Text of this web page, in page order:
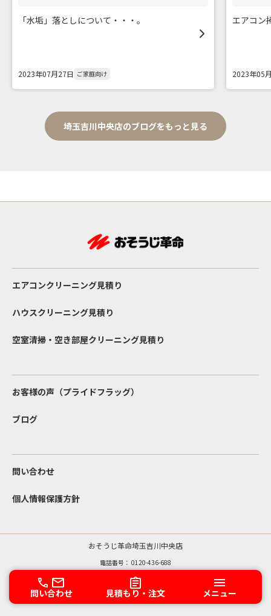
「水垢」落としについて・・・。
2023年07月27日 ご家庭向け
エアコン
2023年05
埼玉吉川中央店のブログをもっと見る
問い合わせ 見積もり・注文 メニュー
エアコンクリーニング見積り
ハウスクリーニング見積り
空室清掃・空き部屋クリーニング見積り
お客様の声（プライドフラッグ）
ブログ
問い合わせ
個人情報保護方針
おそうじ革命埼玉吉川中央店
電話番号： 0120-436-688
Copyright © おそうじ革命 All rights reserved.